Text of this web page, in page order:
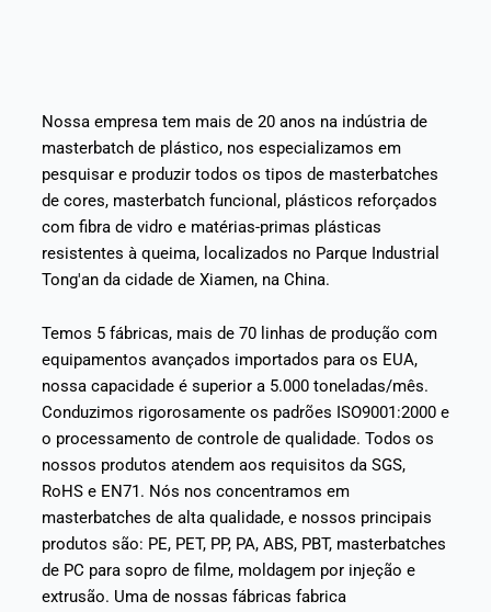
Nossa empresa tem mais de 20 anos na indústria de
masterbatch de plástico, nos especializamos em
pesquisar e produzir todos os tipos de masterbatches
de cores, masterbatch funcional, plásticos reforçados
com fibra de vidro e matérias-primas plásticas
resistentes à queima, localizados no Parque Industrial
Tong'an da cidade de Xiamen, na China.
Temos 5 fábricas, mais de 70 linhas de produção com
equipamentos avançados importados para os EUA,
nossa capacidade é superior a 5.000 toneladas/mês.
Conduzimos rigorosamente os padrões ISO9001:2000 e
o processamento de controle de qualidade. Todos os
nossos produtos atendem aos requisitos da SGS,
RoHS e EN71. Nós nos concentramos em
masterbatches de alta qualidade, e nossos principais
produtos são: PE, PET, PP, PA, ABS, PBT, masterbatches
de PC para sopro de filme, moldagem por injeção e
extrusão. Uma de nossas fábricas fabrica